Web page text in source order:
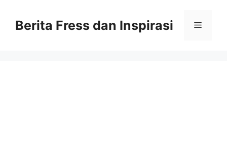
contentBerita Fress dan Inspirasi Menu